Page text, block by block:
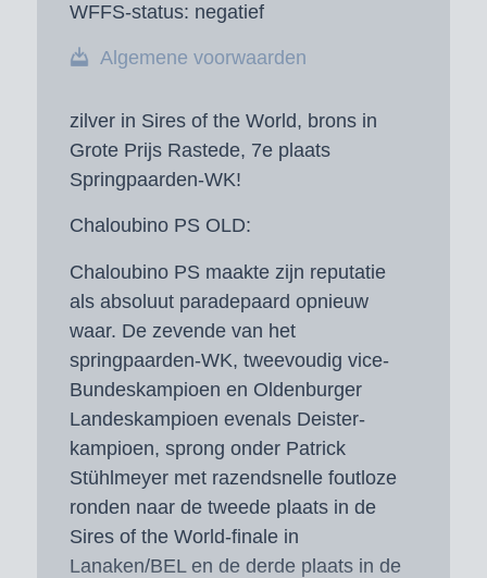
WFFS-status: negatief
Algemene voorwaarden
zilver in Sires of the World, brons in
Grote Prijs Rastede, 7e plaats
Springpaarden-WK!
Chaloubino PS OLD:
Chaloubino PS maakte zijn reputatie
als absoluut paradepaard opnieuw
waar. De zevende van het
springpaarden-WK, tweevoudig vice-
Bundeskampioen en Oldenburger
Landeskampioen evenals Deister-
kampioen, sprong onder Patrick
Stühlmeyer met razendsnelle foutloze
ronden naar de tweede plaats in de
Sires of the World-finale in
Lanaken/BEL en de derde plaats in de